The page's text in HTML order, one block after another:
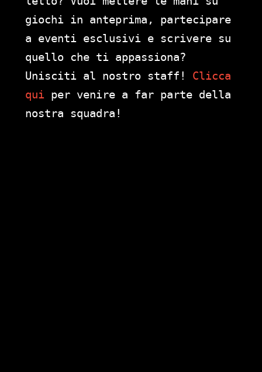
giochi in anteprima, partecipare
a eventi esclusivi e scrivere su
quello che ti appassiona?
Unisciti al nostro staff! Clicca
qui per venire a far parte della
nostra squadra!